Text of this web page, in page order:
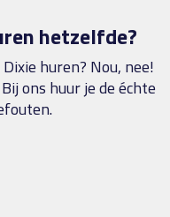
hetzelfde?
huren? Nou, nee!
ons huur je de échte